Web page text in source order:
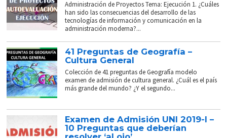
Administración de Proyectos Tema: Ejecución 1. ¿Cuáles
han sido las consecuencias del desarrollo de las
tecnologías de información y comunicación en la
administración moderna?...
41 Preguntas de Geografía –
Cultura General
Colección de 41 preguntas de Geografía modelo
examen de admisión de cultura general. ¿Cuál es el país
más grande del mundo? ¿Y el segundo...
Examen de Admisión UNI 2019-I –
10 Preguntas que deberían